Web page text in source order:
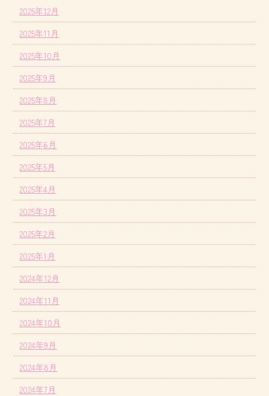
2025年12月
2025年11月
2025年10月
2025年9月
2025年8月
2025年7月
2025年6月
2025年5月
2025年4月
2025年3月
2025年2月
2025年1月
2024年12月
2024年11月
2024年10月
2024年9月
2024年8月
2024年7月